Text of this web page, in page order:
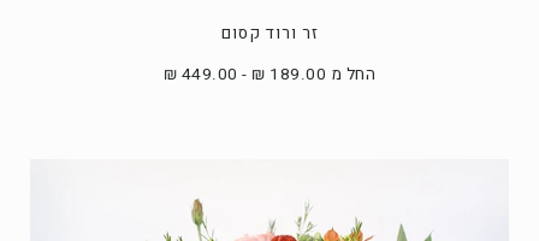
זר ורוד קסום
החל מ 189.00 ₪ - 449.00 ₪